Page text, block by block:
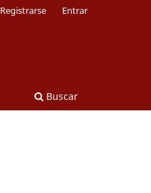
Buscar
Registrarse Entrar